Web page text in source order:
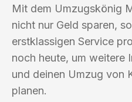
Mit dem Umzugskönig
nicht nur Geld sparen,
erstklassigen Service
noch heute, um weitere
und deinen Umzug von
planen.